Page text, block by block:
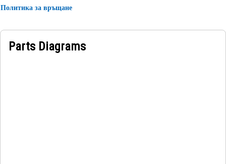
Политика за връщане
Parts Diagrams